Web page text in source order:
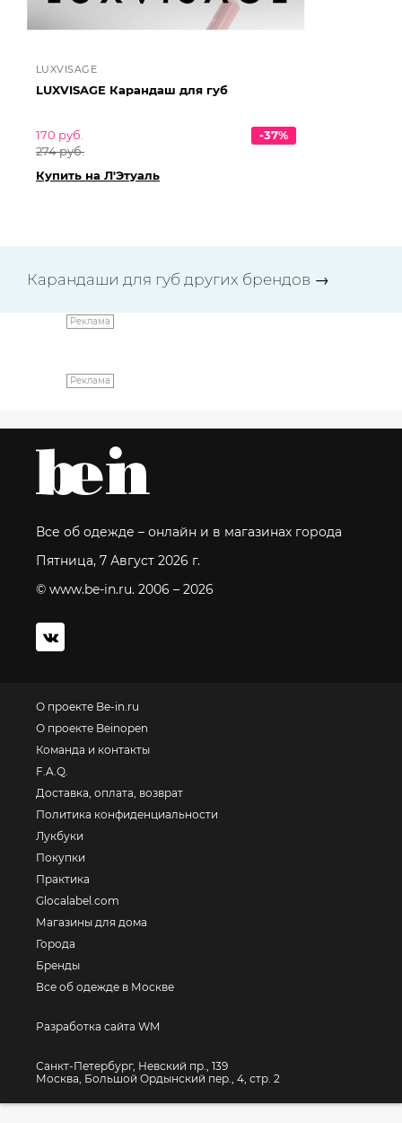
LUXVISAGE
LUXVISAGE Карандаш для губ
170 руб.
274 руб.
-37%
Купить на Л'Этуаль
Карандаши для губ других брендов →
Реклама
Реклама
Все об одежде – онлайн и в магазинах города
Пятница, 7 Август 2026 г.
© www.be-in.ru. 2006 – 2026
О проекте Be-in.ru
О проекте Beinopen
Команда и контакты
F.A.Q.
Доставка, оплата, возврат
Политика конфиденциальности
Лукбуки
Покупки
Практика
Glocalabel.com
Магазины для дома
Города
Бренды
Все об одежде в Москве
Разработка сайта WM
Санкт-Петербург, Невский пр., 139
Москва, Большой Ордынский пер., 4, стр. 2